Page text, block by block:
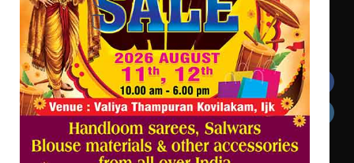
Get In Touch
Twitter Facebook
LinkedIn Instagram
YouTube